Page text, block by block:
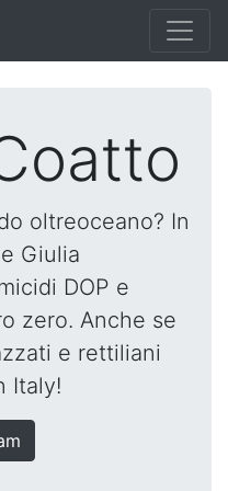
oltreoceano? In
Giulia
DOP e
zero. Anche se
e rettiliani
Italy!